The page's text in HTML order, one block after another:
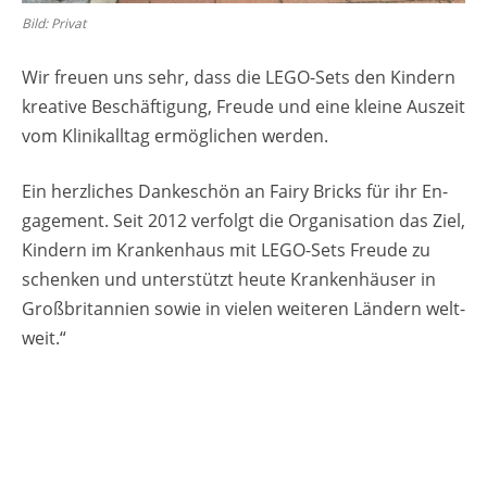
Bild: Pri­vat
Wir freu­en uns sehr, dass die LEGO-Sets den Kin­dern
krea­ti­ve Be­schäf­ti­gung, Freu­de und eine klei­ne Aus­zeit
vom Kli­nik­all­tag er­mög­li­chen wer­den.
Ein herz­li­ches Dan­ke­schön an Fairy Bricks für ihr En­
ga­ge­ment. Seit 2012 ver­folgt die Or­ga­ni­sa­ti­on das Ziel,
Kin­dern im Kran­ken­haus mit LEGO-Sets Freu­de zu
schen­ken und un­ter­stützt heute Kran­ken­häu­ser in
Großbri­tan­ni­en sowie in vie­len wei­te­ren Län­dern welt­
weit.“